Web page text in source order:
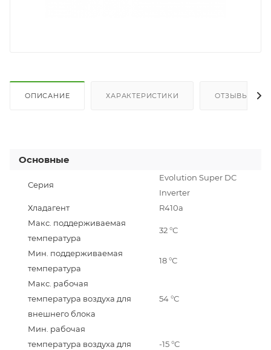
ОПИСАНИЕ ХАРАКТЕРИСТИКИ ОТЗЫВЫ
Основные
Серия
Evolution Super DC
Inverter
Хладагент
R410a
Макс. поддерживаемая
температура
32 °С
Мин. поддерживаемая
температура
18 °С
Макс. рабочая
температура воздуха для
внешнего блока
54 °С
Мин. рабочая
температура воздуха для
-15 °С